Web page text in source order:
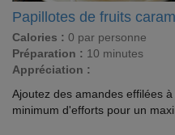
Papillotes de fruits
Calories : 0 par personne
Préparation : 10 minutes
Appréciation :
Ajoutez des amandes effilées
minimum d'efforts pour un